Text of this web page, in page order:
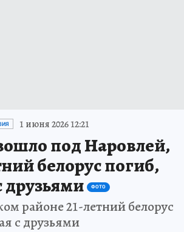
1 июня 2026 12:21
под Наровлей,
белорус погиб,
друзьями
ФОТО
районе 21-летний белорус
с друзьями